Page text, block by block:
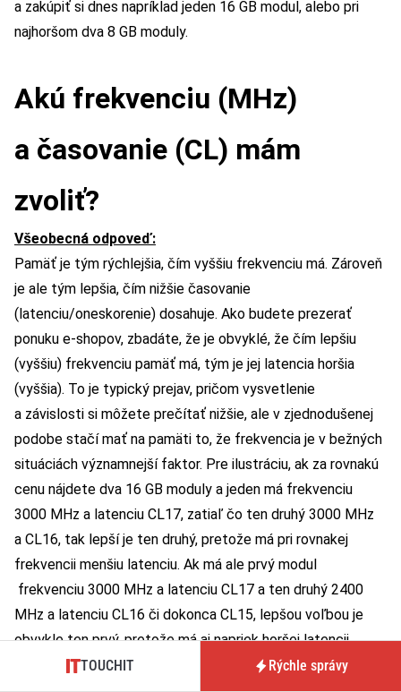
a zakúpiť si dnes napríklad jeden 16 GB modul, alebo pri
najhoršom dva 8 GB moduly.
Akú frekvenciu (MHz)
a časovanie (CL) mám
zvoliť?
Všeobecná odpoveď:
Pamäť je tým rýchlejšia, čím vyššiu frekvenciu má. Zároveň
je ale tým lepšia, čím nižšie časovanie
(latenciu/oneskorenie) dosahuje. Ako budete prezerať
ponuku e-shopov, zbadáte, že je obvyklé, že čím lepšiu
(vyššiu) frekvenciu pamäť má, tým je jej latencia horšia
(vyššia). To je typický prejav, pričom vysvetlenie
a závislosti si môžete prečítať nižšie, ale v zjednodušenej
podobe stačí mať na pamäti to, že frekvencia je v bežných
situáciách významnejší faktor. Pre ilustráciu, ak za rovnakú
cenu nájdete dva 16 GB moduly a jeden má frekvenciu
3000 MHz a latenciu CL17, zatiaľ čo ten druhý 3000 MHz
a CL16, tak lepší je ten druhý, pretože má pri rovnakej
frekvencii menšiu latenciu. Ak má ale prvý modul
frekvenciu 3000 MHz a latenciu CL17 a ten druhý 2400
MHz a latenciu CL16 či dokonca CL15, lepšou voľbou je
obvykle ten prvý, pretože má aj napriek horšej latencii
omnoho vyššiu frekvenciu, čo je podstatnejšie.
TOUCHIT Rýchle správy